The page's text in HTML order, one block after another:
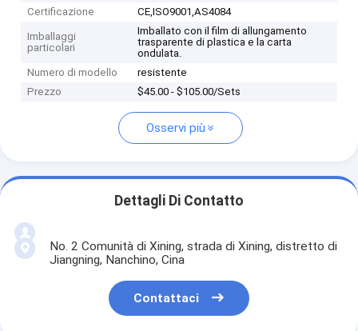
Certificazione CE,ISO9001,AS4084
Imballaggi
particolari
Imballato con il film di allungamento
trasparente di plastica e la carta
ondulata.
Numero di modello
resistente
Prezzo
$45.00 - $105.00/Sets
Osservi più
Dettagli Di Contatto
No. 2 Comunità di Xining, strada di Xining, distretto di
Jiangning, Nanchino, Cina
Contattaci